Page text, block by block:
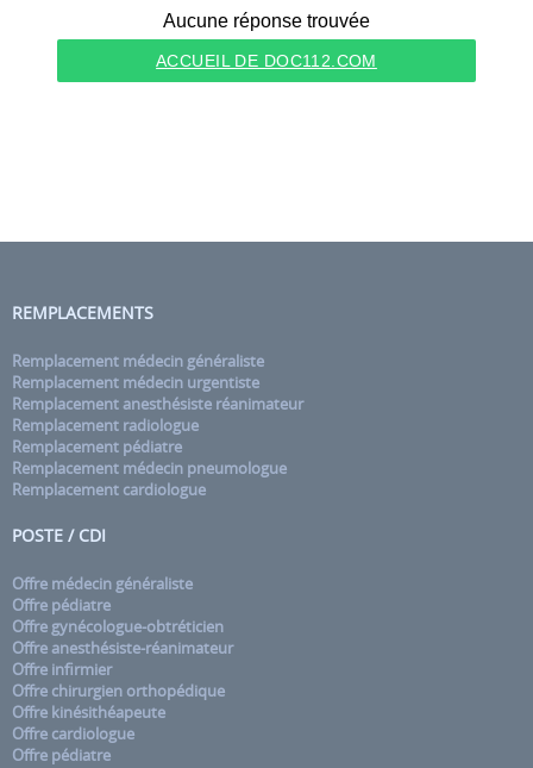
Aucune réponse trouvée
ACCUEIL DE DOC112.COM
REMPLACEMENTS
Remplacement médecin généraliste
Remplacement médecin urgentiste
Remplacement anesthésiste réanimateur
Remplacement radiologue
Remplacement pédiatre
Remplacement médecin pneumologue
Remplacement cardiologue
POSTE / CDI
Offre médecin généraliste
Offre pédiatre
Offre gynécologue-obtréticien
Offre anesthésiste-réanimateur
Offre infirmier
Offre chirurgien orthopédique
Offre kinésithéapeute
Offre cardiologue
Offre pédiatre